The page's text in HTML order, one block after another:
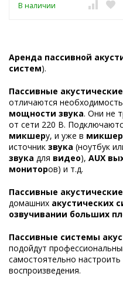
В наличии
Аренда пассивной
систем).
Пассивные
отличаются
мощности звука. Они не
от сети 220 В.
микшеру, и уже в микшер
источник звука (ноутбук
звука для видео), AUX
мониторов) и т.д.
Пассивные
домашних акустических
озвучивании больших
Пассивные системы
подойдут
самостоятельно
воспроизведения.